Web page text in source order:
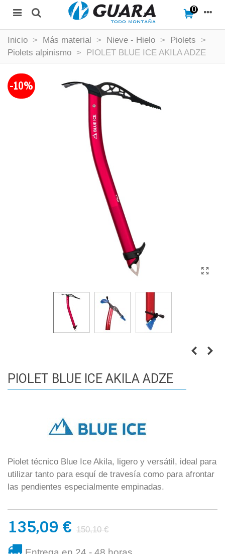
0
Inicio > Más material > Nieve - Hielo > Piolets
>
Piolets alpinismo > PIOLET BLUE ICE AKILA ADZE
-10%
PIOLET BLUE ICE AKILA ADZE
Piolet técnico Blue Ice Akila, ligero y versátil, ideal para
utilizar tanto para esquí de travesía como para afrontar
las pendientes especialmente empinadas.
135,09 € 150,10 €